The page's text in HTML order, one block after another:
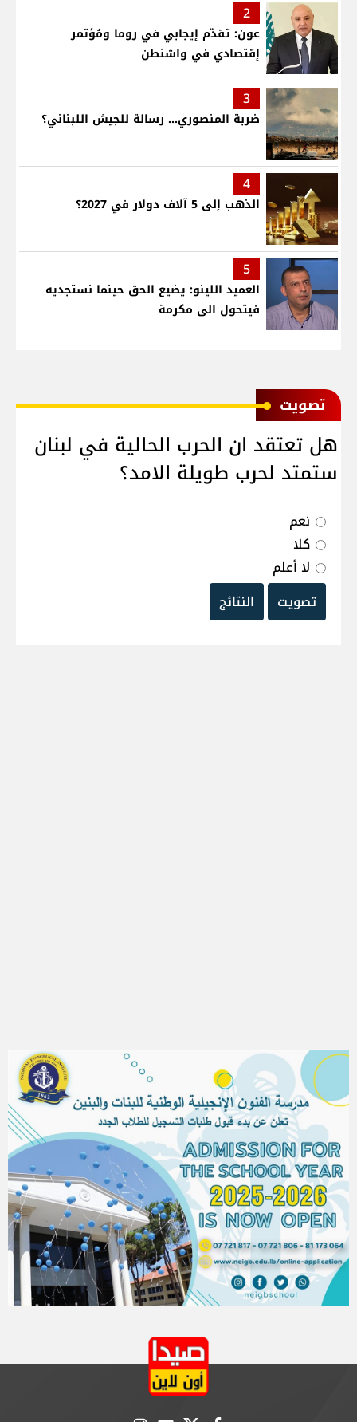
2
عون: تقدّم إيجابي في روما ومُؤتمر
إقتصادي في واشنطن
3
ضربة المنصوري... رسالة للجيش اللبناني؟
4
الذهب إلى 5 آلاف دولار في 2027؟
5
العميد اللينو: يضيع الحق حينما نستجديه
فيتحول الى مكرمة
ﺗﺼﻮﻳﺖ
هل تعتقد ان الحرب الحالية في لبنان
ستمتد لحرب طويلة الامد؟
نعم
كلا
لا أعلم
تصويت
النتائج